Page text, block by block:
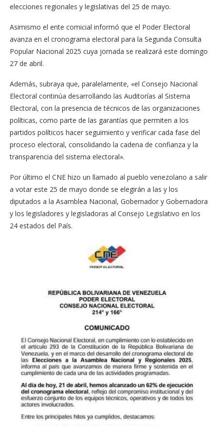
elecciones regionales y legislativas del 25 de mayo.
Asimismo el ente comicial informó que el Poder Electoral
avanza en el cronograma electoral para la Segunda Consulta
Popular Nacional 2025 cuya jornada se realizará este domingo
27 de abril.
Además, subraya que, paralelamente, «el Consejo Nacional
Electoral continúa desarrollando las Auditorías al Sistema
Electoral, con la presencia de técnicos de las organizaciones
políticas, como parte de las garantías que permiten a los
partidos políticos hacer seguimiento y verificar cada fase del
proceso electoral, consolidando la cadena de confianza y la
transparencia del sistema electoral».
Por último el CNE hizo un llamado al pueblo venezolano a salir
a votar este 25 de mayo donde se elegirán a las y los
diputados a la Asamblea Nacional, Gobernador y Gobernadora
y los legisladores y legisladoras al Consejo Legislativo en los
24 estados del País.